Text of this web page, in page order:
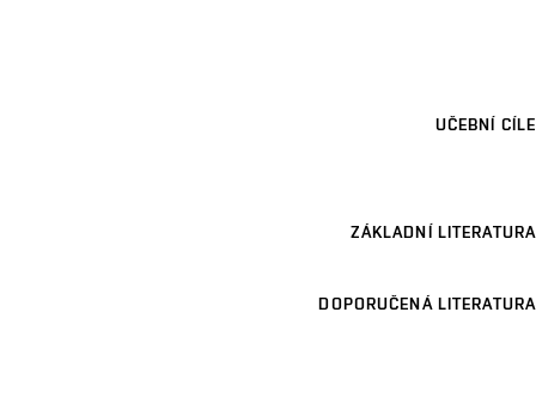
UČEBNÍ CÍLE
ZÁKLADNÍ LITERATURA
DOPORUČENÁ LITERATURA